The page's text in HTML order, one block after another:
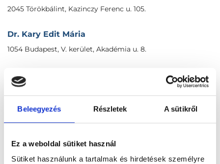
Beleegyezés Részletek A sütikről
Ez a weboldal sütiket használ
Sütiket használunk a tartalmak és hirdetések személyre
2045 Törökbálint, Kazinczy Ferenc u. 105.
Dr. Kary Edit Mária
1054 Budapest, V. kerület, Akadémia u. 8.
Dr. Kása Enikő
3141 Salgótarján, Zagyva út 1.
Dr. Kassas Mohamed Khaled
Dr. Kass Ferenc